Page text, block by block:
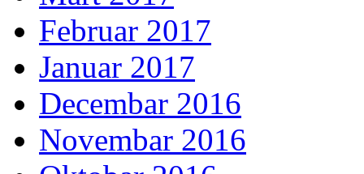
Februar 2017
Januar 2017
Decembar 2016
Novembar 2016